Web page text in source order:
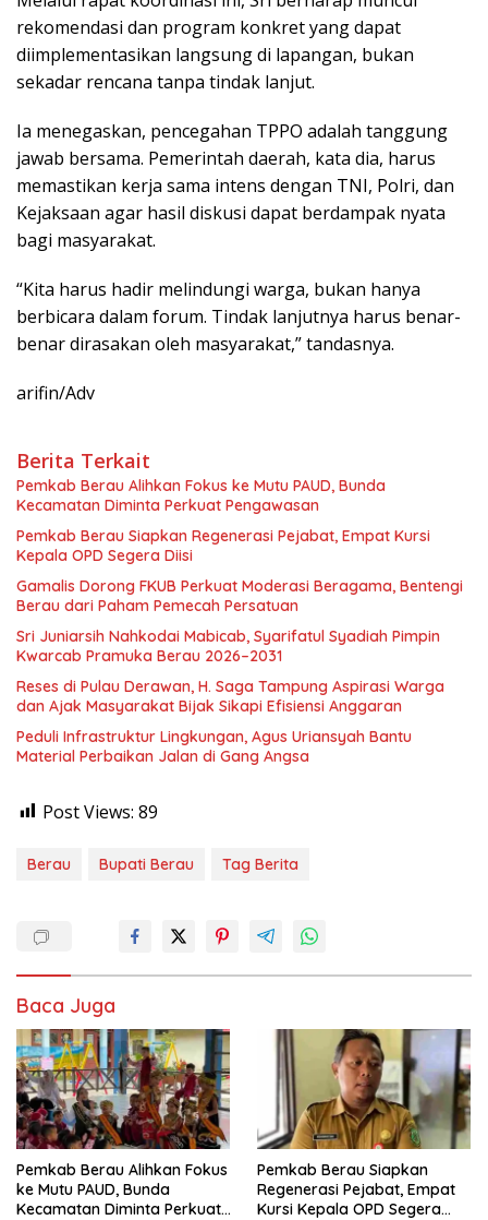
rekomendasi dan program konkret yang dapat
diimplementasikan langsung di lapangan, bukan
sekadar rencana tanpa tindak lanjut.
Ia menegaskan, pencegahan TPPO adalah tanggung
jawab bersama. Pemerintah daerah, kata dia, harus
memastikan kerja sama intens dengan TNI, Polri, dan
Kejaksaan agar hasil diskusi dapat berdampak nyata
bagi masyarakat.
“Kita harus hadir melindungi warga, bukan hanya
berbicara dalam forum. Tindak lanjutnya harus benar-
benar dirasakan oleh masyarakat,” tandasnya.
arifin/Adv
Berita Terkait
Pemkab Berau Alihkan Fokus ke Mutu PAUD, Bunda
Kecamatan Diminta Perkuat Pengawasan
Pemkab Berau Siapkan Regenerasi Pejabat, Empat Kursi
Kepala OPD Segera Diisi
Gamalis Dorong FKUB Perkuat Moderasi Beragama, Bentengi
Berau dari Paham Pemecah Persatuan
Sri Juniarsih Nahkodai Mabicab, Syarifatul Syadiah Pimpin
Kwarcab Pramuka Berau 2026–2031
Reses di Pulau Derawan, H. Saga Tampung Aspirasi Warga
dan Ajak Masyarakat Bijak Sikapi Efisiensi Anggaran
Peduli Infrastruktur Lingkungan, Agus Uriansyah Bantu
Material Perbaikan Jalan di Gang Angsa
Post Views: 89
Berau Bupati Berau Tag Berita
Baca Juga
Pemkab Berau Alihkan Fokus
ke Mutu PAUD, Bunda
Kecamatan Diminta Perkuat
Pemkab Berau Siapkan
Regenerasi Pejabat, Empat
Kursi Kepala OPD Segera